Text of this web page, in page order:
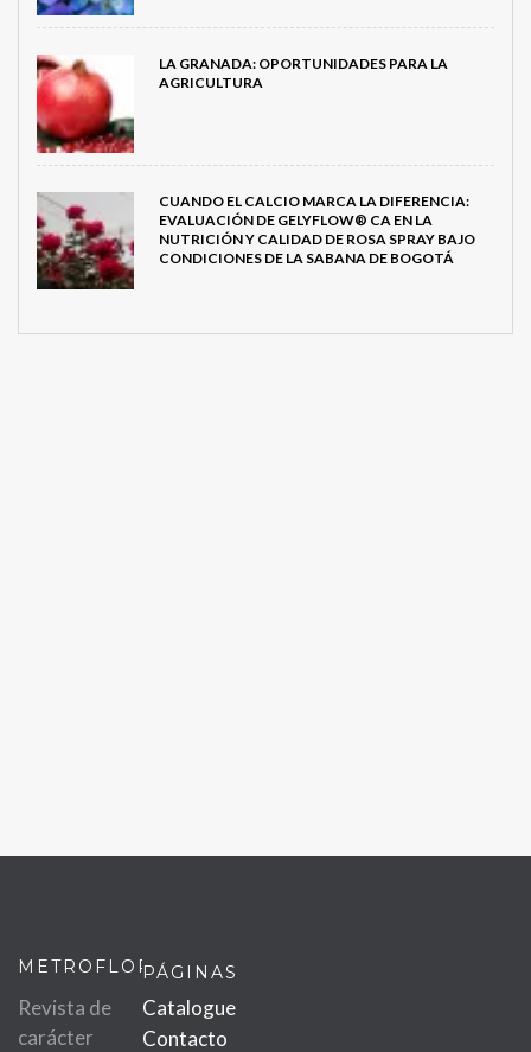
LA GRANADA: OPORTUNIDADES PARA LA
AGRICULTURA
CUANDO EL CALCIO MARCA LA DIFERENCIA:
EVALUACIÓN DE GELYFLOW® CA EN LA
NUTRICIÓN Y CALIDAD DE ROSA SPRAY BAJO
CONDICIONES DE LA SABANA DE BOGOTÁ
METROFLOR
Revista de
carácter
PÁGINAS
Catalogue
Contacto